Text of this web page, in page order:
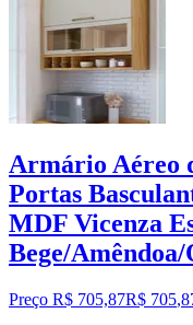
Armário Aéreo
Portas
MDF Vicenza
Bege/
Preço R$ 705,87R$ 705,